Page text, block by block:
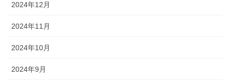
2024年12月
2024年11月
2024年10月
2024年9月